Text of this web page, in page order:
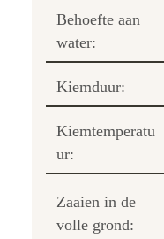
Behoefte aan
water:
Kiemduur:
Kiemtemperatu
ur:
Zaaien in de
volle grond: